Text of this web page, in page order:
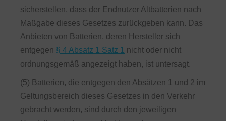
sicherstellen, dass der Endnutzer Altbatterien nach
Maßgabe dieses Gesetzes zurückgeben kann. Das
Anbieten von Batterien, deren Hersteller sich
entgegen § 4 Absatz 1 Satz 1 nicht oder nicht
ordnungsgemäß angezeigt haben, ist untersagt.
(5) Batterien, die entgegen den Absätzen 1 und 2 im
Geltungsbereich dieses Gesetzes in den Verkehr
gebracht werden, sind durch den jeweiligen